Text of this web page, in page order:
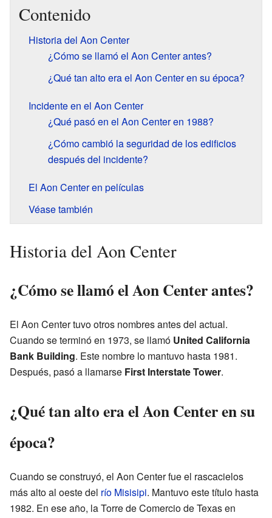
Contenido
Historia del Aon Center
¿Cómo se llamó el Aon Center antes?
¿Qué tan alto era el Aon Center en su época?
Incidente en el Aon Center
¿Qué pasó en el Aon Center en 1988?
¿Cómo cambió la seguridad de los edificios
después del incidente?
El Aon Center en películas
Véase también
Historia del Aon Center
¿Cómo se llamó el Aon Center antes?
El Aon Center tuvo otros nombres antes del actual.
Cuando se terminó en 1973, se llamó United California
Bank Building. Este nombre lo mantuvo hasta 1981.
Después, pasó a llamarse First Interstate Tower.
¿Qué tan alto era el Aon Center en su
época?
Cuando se construyó, el Aon Center fue el rascacielos
más alto al oeste del río Misisipi. Mantuvo este título hasta
1982. En ese año, la Torre de Comercio de Texas en